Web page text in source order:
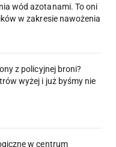
wód azotanami. To oni
w zakresie nawożenia
z policyjnej broni?
wyżej i już byśmy nie
w centrum